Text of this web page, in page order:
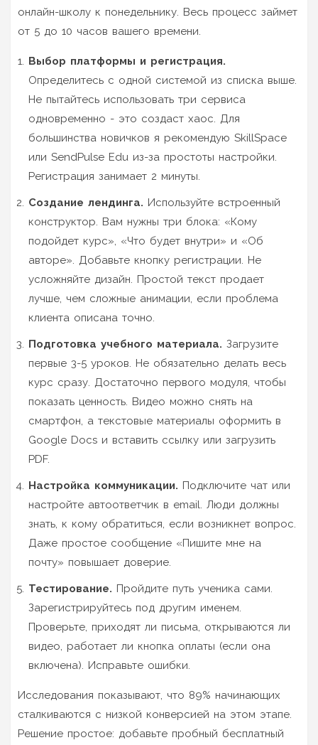
онлайн-школу к понедельнику. Весь процесс займет
от 5 до 10 часов вашего времени.
Выбор платформы и регистрация.
Определитесь с одной системой из списка выше.
Не пытайтесь использовать три сервиса
одновременно - это создаст хаос. Для
большинства новичков я рекомендую SkillSpace
или SendPulse Edu из-за простоты настройки.
Регистрация занимает 2 минуты.
Создание лендинга. Используйте встроенный
конструктор. Вам нужны три блока: «Кому
подойдет курс», «Что будет внутри» и «Об
авторе». Добавьте кнопку регистрации. Не
усложняйте дизайн. Простой текст продает
лучше, чем сложные анимации, если проблема
клиента описана точно.
Подготовка учебного материала. Загрузите
первые 3-5 уроков. Не обязательно делать весь
курс сразу. Достаточно первого модуля, чтобы
показать ценность. Видео можно снять на
смартфон, а текстовые материалы оформить в
Google Docs и вставить ссылку или загрузить
PDF.
Настройка коммуникации. Подключите чат или
настройте автоответчик в email. Люди должны
знать, к кому обратиться, если возникнет вопрос.
Даже простое сообщение «Пишите мне на
почту» повышает доверие.
Тестирование. Пройдите путь ученика сами.
Зарегистрируйтесь под другим именем.
Проверьте, приходят ли письма, открываются ли
видео, работает ли кнопка оплаты (если она
включена). Исправьте ошибки.
Исследования показывают, что 89% начинающих
сталкиваются с низкой конверсией на этом этапе.
Решение простое: добавьте пробный бесплатный